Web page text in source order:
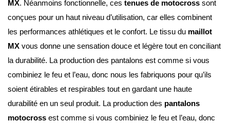
MX. Néanmoins fonctionnelle, ces tenues de motocross sont
conçues pour un haut niveau d’utilisation, car elles combinent
les performances athlétiques et le confort. Le tissu du maillot
MX vous donne une sensation douce et légère tout en conciliant
la durabilité. La production des pantalons est comme si vous
combiniez le feu et l’eau, donc nous les fabriquons pour qu’ils
soient étirables et respirables tout en gardant une haute
durabilité en un seul produit. La production des pantalons
motocross est comme si vous combiniez le feu et l’eau, donc